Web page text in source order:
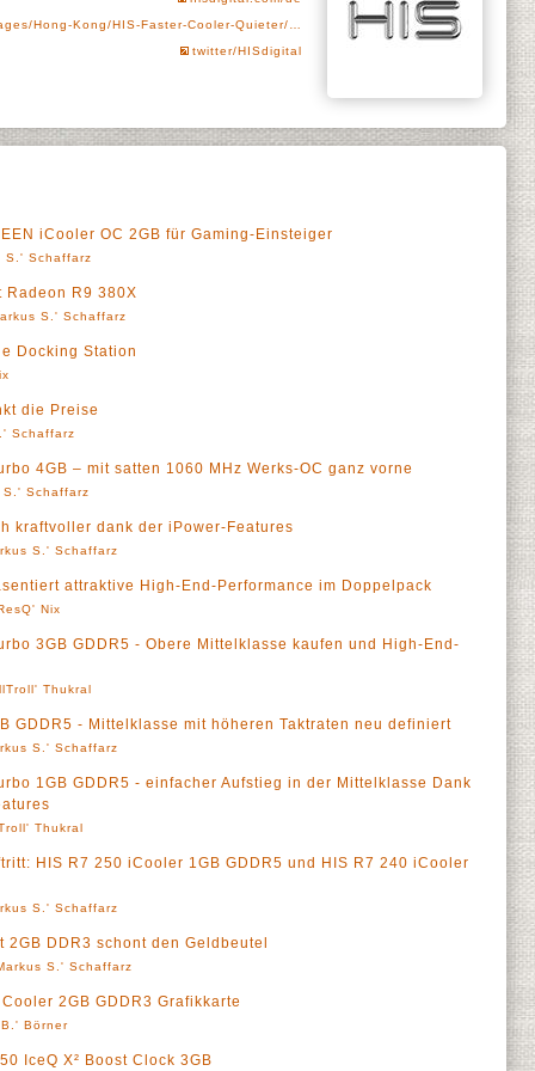
Hong-Kong/HIS-Faster-Cooler-Quieter/…
twitter/HISdigital
iCooler OC 2GB für Gaming-Einsteiger
S.' Schaffarz
Radeon R9 380X
S.' Schaffarz
Docking Station
die Preise
Schaffarz
4GB – mit satten 1060 MHz Werks-OC ganz vorne
S.' Schaffarz
kraftvoller dank der iPower-Features
S.' Schaffarz
attraktive High-End-Performance im Doppelpack
Nix
3GB GDDR5 - Obere Mittelklasse kaufen und High-End-
Thukral
GDDR5 - Mittelklasse mit höheren Taktraten neu definiert
S.' Schaffarz
1GB GDDR5 - einfacher Aufstieg in der Mittelklasse Dank
Thukral
HIS R7 250 iCooler 1GB GDDR5 und HIS R7 240 iCooler
S.' Schaffarz
DDR3 schont den Geldbeutel
S.' Schaffarz
2GB GDDR3 Grafikkarte
Börner
IceQ X² Boost Clock 3GB